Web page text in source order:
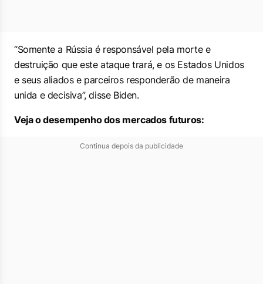
“Somente a Rússia é responsável pela morte e
destruição que este ataque trará, e os Estados Unidos
e seus aliados e parceiros responderão de maneira
unida e decisiva”, disse Biden.
Veja o desempenho dos mercados futuros:
Continua depois da publicidade